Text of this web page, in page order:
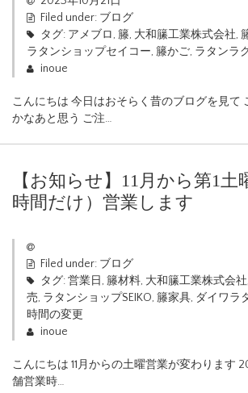
Filed under: ブログ
タグ: アメブロ, 籐, 大和籘工業株式会社,
ラタンショップセイコー, 籐かご, ラタンラ
inoue
こんにちは 今日はおそらく昔のブログを見て
かなあと思う ご注…
【お知らせ】11月から第1土
時間だけ）営業します
Filed under: ブログ
タグ:営業日, 籐材料, 大和籘工業株式会社
売, ラタンショップSEIKO, 籐家具, ダイワラ
時間の変更
inoue
こんにちは 11月からの土曜営業が変わります
舗営業時…